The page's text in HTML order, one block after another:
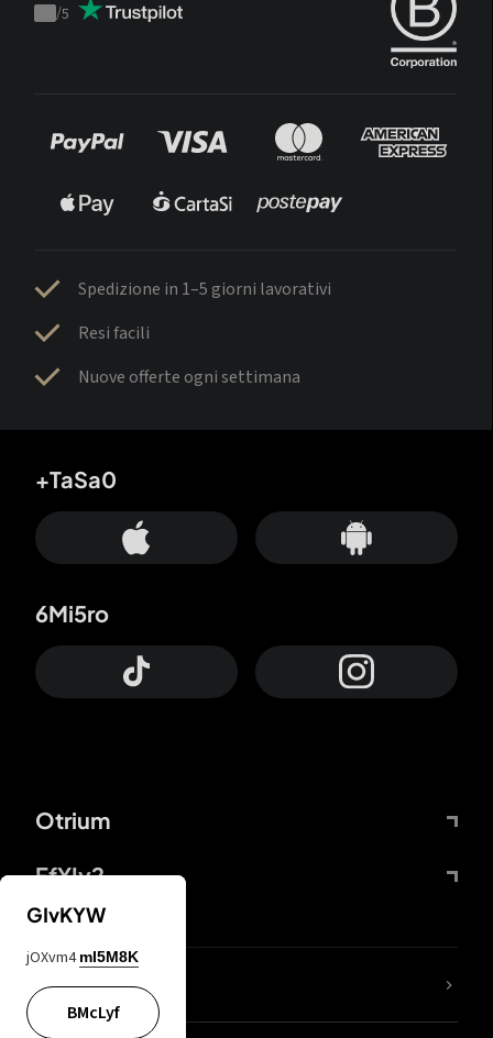
Trustpilot
/5
Spedizione in 1–5 giorni lavorativi
Resi facili
Nuove offerte ogni settimana
Otrium
FfYIy2
+TaSa0
6Mi5ro
Lj7sBL
GIvKYW
jOXvm4 mI5M8K
BMcLyf